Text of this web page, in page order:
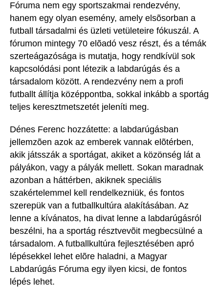
Fóruma nem egy sportszakmai rendezvény,
hanem egy olyan esemény, amely elsõsorban a
futball társadalmi és üzleti vetületeire fókuszál. A
fórumon mintegy 70 elõadó vesz részt, és a témák
szerteágazósága is mutatja, hogy rendkívül sok
kapcsolódási pont létezik a labdarúgás és a
társadalom között. A rendezvény nem a profi
futballt állítja középpontba, sokkal inkább a sportág
teljes keresztmetszetét jeleníti meg.
Dénes Ferenc hozzátette: a labdarúgásban
jellemzõen azok az emberek vannak elõtérben,
akik játsszák a sportágat, akiket a közönség lát a
pályákon, vagy a pályák mellett. Sokan maradnak
azonban a háttérben, akiknek speciális
szakértelemmel kell rendelkezniük, és fontos
szerepük van a futballkultúra alakításában. Az
lenne a kívánatos, ha divat lenne a labdarúgásról
beszélni, ha a sportág résztvevõit megbecsülné a
társadalom. A futballkultúra fejlesztésében apró
lépésekkel lehet elõre haladni, a Magyar
Labdarúgás Fóruma egy ilyen kicsi, de fontos
lépés lehet.